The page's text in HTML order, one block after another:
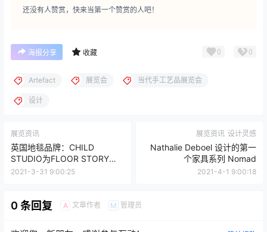
还没有人赞赏，快来当第一个赞赏的人吧！
海报分享 收藏 0 0
Artefact 展览会 当代手工艺品展览会
设计
展览资讯
英国地毯品牌：CHILD
STUDIO为FLOOR STORY设
计的首个地毯系列
2021-3-31 9:00:25
展览资讯 设计灵感
Nathalie Deboel 设计的第一
个家具系列 Nomad
2021-4-1 9:00:18
0 条回复 A 文章作者 M 管理员